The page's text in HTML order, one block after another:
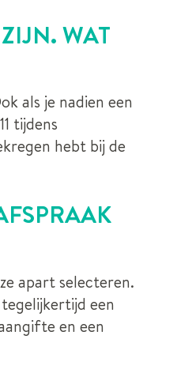
WAT
als je nadien een
tijdens
hebt bij de
apart selecteren.
een
en een